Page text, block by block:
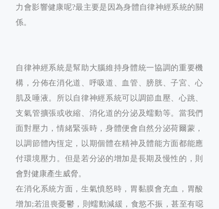
力會影響健康呢?最主要是因為身體自律神經系統的關
係。
自律神經系統是幫助大腦維持身體統一協調的重要機
構，分佈在消化道、呼吸道、血管、膀胱、子宮、心
肌及唾液。所以自律神經系統可以調節血壓、心跳、
支氣管擴張或收縮、消化道的分泌及蠕動等。當我們
面對壓力，情緒緊張時，身體便會自然分泌荷爾蒙，
以調節體內恆定，以期個體在精神及體能方面都能應
付環境壓力。但是若分泌的增加是長期及慢性的，則
會對健康產生威脅。
在消化系統方面，生氣憤怒時，胃黏膜會充血，胃酸
增加;若沮喪憂鬱，則蠕動減緩，食慾不振，甚至有噁